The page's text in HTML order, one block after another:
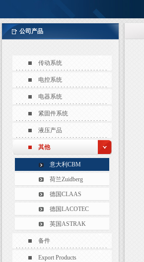
公司产品
传动系统
电控系统
电器系统
紧固件系统
液压产品
其他
意大利CBM
荷兰Zuidberg
德国CLAAS
德国LACOTEC
英国ASTRAK
备件
Export Products